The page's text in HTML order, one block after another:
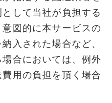
して当社が負担する
図的に本サービスの
入された場合など、
合においては、例外
用の負担を頂く場合